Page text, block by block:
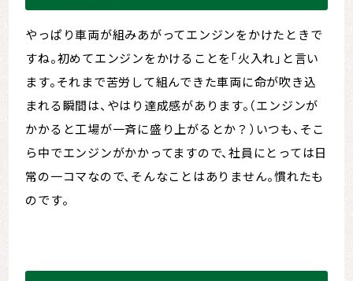
やっぱり車両が組みあがってエンジンをかけたときで
すね。初めてエンジンをかけることを「火入れ」と言い
ます。それまで苦労して組んできた車両に命が吹き込
まれる瞬間は、やはり達成感があります。（エンジンが
かかると工場が一斉に盛り上がるとか？）いつも、そこ
ら中でエンジンがかかってますので、社員にとっては日
常の一コマなので、そんなことはありません。慣れたも
のです。